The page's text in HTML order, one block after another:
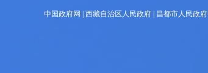
中国政府网 西藏自治区人民政府 昌都市人民政府